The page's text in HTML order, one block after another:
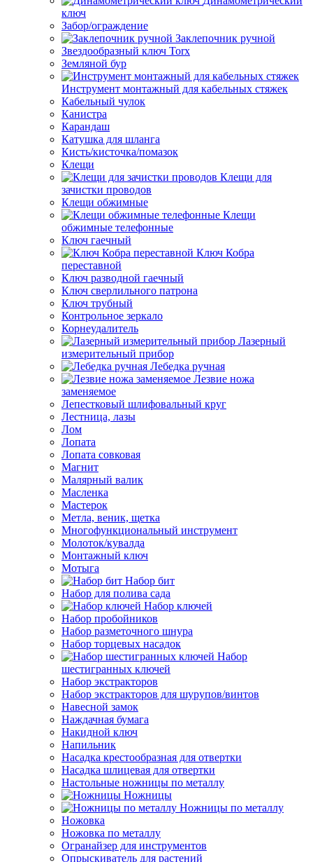
ключ
Забор/ограждение
Заклепочник ручной
Звездообразный ключ Torx
Земляной бур
Инструмент монтажный для кабельных стяжек
Кабельный чулок
Канистра
Карандаш
Катушка для шланга
Кисть/кисточка/помазок
Клещи
Клещи для
зачистки проводов
Клещи обжимные
Клещи
обжимные телефонные
Ключ гаечный
Ключ Кобра
переставной
Ключ разводной гаечный
Ключ сверлильного патрона
Ключ трубный
Контрольное зеркало
Корнеудалитель
Лазерный
измерительный прибор
Лебедка ручная
Лезвие ножа
заменяемое
Лепестковый шлифовальный круг
Лестница, лазы
Лом
Лопата
Лопата совковая
Магнит
Малярный валик
Масленка
Мастерок
Метла, веник, щетка
Многофункциональный инструмент
Молоток/кувалда
Монтажный ключ
Мотыга
Набор бит
Набор для полива сада
Набор ключей
Набор пробойников
Набор разметочного шнура
Набор торцевых насадок
Набор
шестигранных ключей
Набор экстракторов
Набор экстракторов для шурупов/винтов
Навесной замок
Наждачная бумага
Накидной ключ
Напильник
Насадка крестообразная для отвертки
Насадка шлицевая для отвертки
Настольные ножницы по металлу
Ножницы
Ножницы по металлу
Ножовка
Ножовка по металлу
Огранайзер для инструментов
Опрыскиватель для растений